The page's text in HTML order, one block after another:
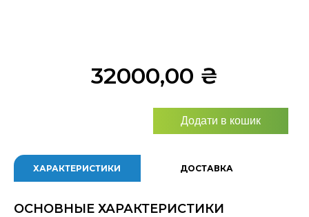
32000,00 ₴
Додати в кошик
ХАРАКТЕРИСТИКИ ДОСТАВКА
ОСНОВНЫЕ ХАРАКТЕРИСТИКИ